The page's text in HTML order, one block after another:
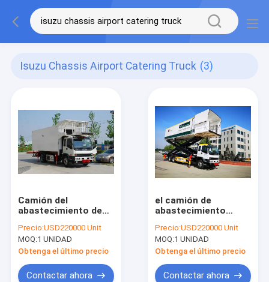
Isuzu Chassis Airport Catering Truck (3)
Camión del
abastecimiento de
Food Airport
Precio:USD220000 Unit
MOQ:1 UNIDAD
Obtenga el último precio
Contactar ahora
el camión de
abastecimiento
aeropuerto cimc
certificó
Precio:USD220000 Unit
MOQ:1 UNIDAD
Obtenga el último precio
Contactar ahora